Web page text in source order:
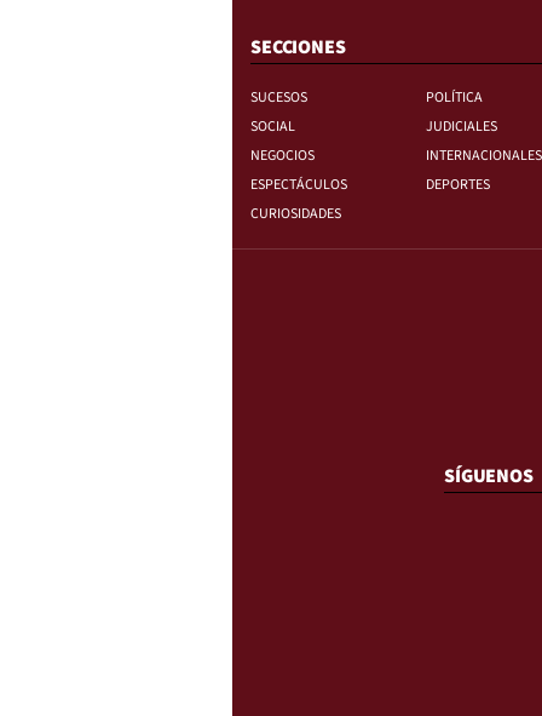
SECCIONES
SUCESOS
POLÍTICA
SOCIAL
JUDICIALES
NEGOCIOS
INTERNACIONALES
ESPECTÁCULOS
DEPORTES
CURIOSIDADES
SÍGUENOS